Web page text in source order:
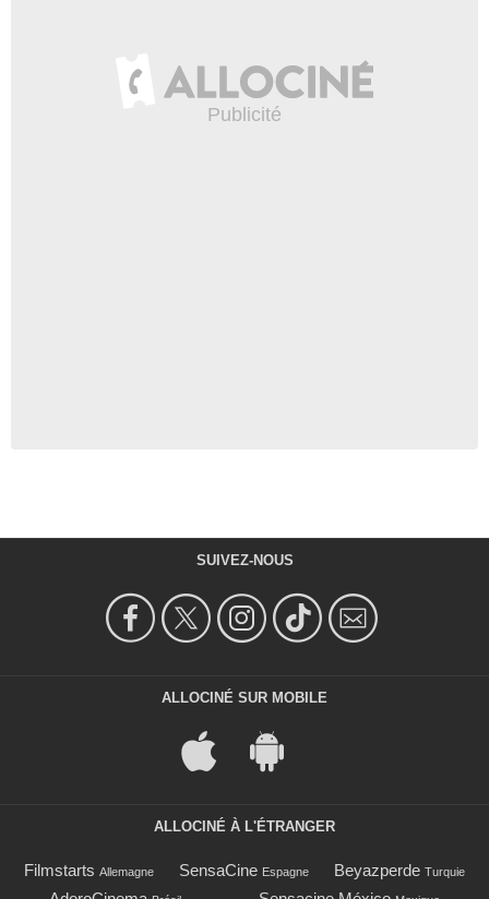
SUIVEZ-NOUS
ALLOCINÉ SUR MOBILE
ALLOCINÉ À L'ÉTRANGER
Filmstarts Allemagne SensaCine Espagne Beyazperde Turquie